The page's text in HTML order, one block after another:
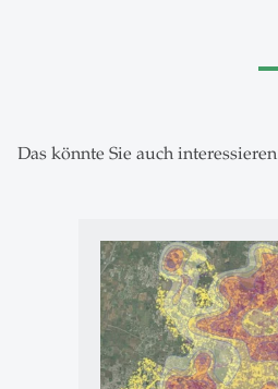
Das könnte Sie auch interessieren